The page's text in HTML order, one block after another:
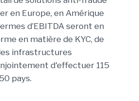
en Europe, en Amérique
d’EBITDA seront en
en matière de KYC, de
infrastructures
d'effectuer 115
pays.